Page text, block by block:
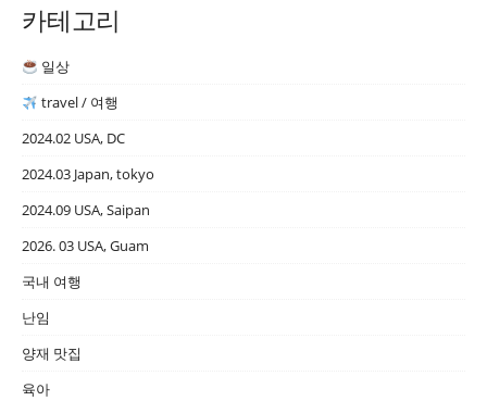
카테고리
일상
travel / 여행
2024.02 USA, DC
2024.03 Japan, tokyo
2024.09 USA, Saipan
2026. 03 USA, Guam
국내 여행
난임
양재 맛집
육아